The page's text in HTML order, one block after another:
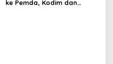
ke Pemda, Kodim dan